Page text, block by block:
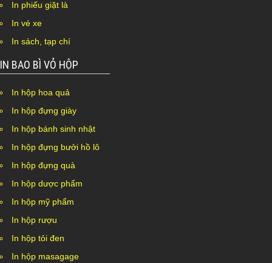
In phiếu giặt là
In vé xe
In sách, tạp chí
IN BAO BÌ VỎ HỘP
In hộp hoa quả
In hộp đựng giày
In hộp bánh sinh nhật
In hộp đựng bưởi hồ lô
In hộp đựng quà
In hộp dược phẩm
In hộp mỹ phẩm
In hộp rượu
In hộp tỏi đen
In hộp masagage